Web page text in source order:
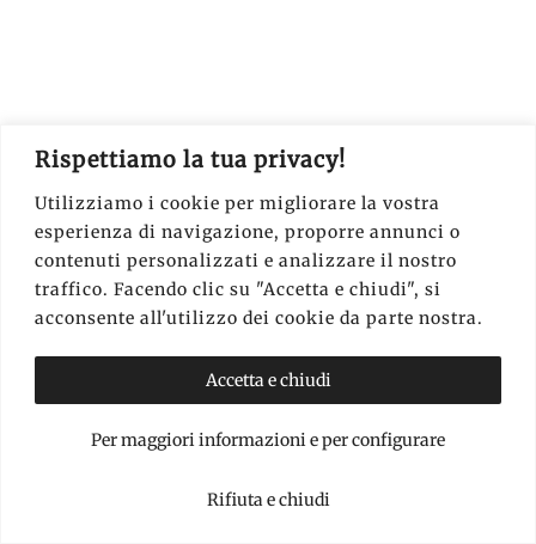
Rispettiamo la tua privacy!
Utilizziamo i cookie per migliorare la vostra
esperienza di navigazione, proporre annunci o
contenuti personalizzati e analizzare il nostro
traffico. Facendo clic su "Accetta e chiudi", si
acconsente all'utilizzo dei cookie da parte nostra.
Per maggiori informazioni e per configurare
Rifiuta e chiudi
Accetta e chiudi
Per le strade di Kuta
COSA VEDERE E FARE A
KUTA